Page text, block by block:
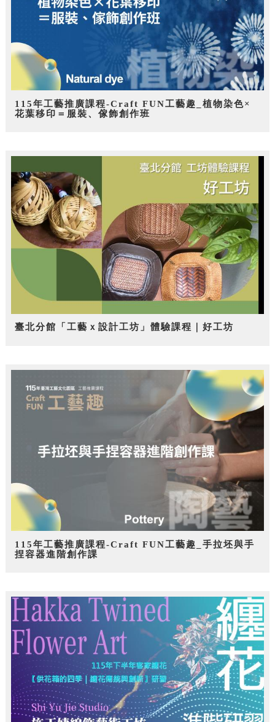
115年工藝推廣課程-Craft FUN工藝趣_植物染色×
花葉移印＝服裝、傢飾創作班
臺北分館「工藝ｘ設計工坊」體驗課程｜好工坊
115年工藝推廣課程-Craft FUN工藝趣_手拉坯與手
捏容器進階創作課